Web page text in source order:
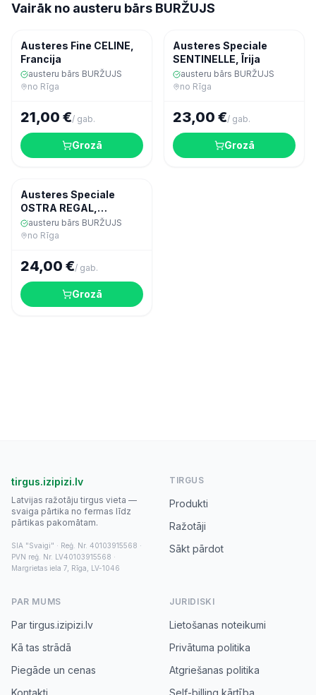
Vairāk no austeru bārs BURŽUJS
Jūras veltes
Austeres Fine CELINE,
Francija
austeru bārs BURŽUJS
no Rīga
21,00 €/ gab.
Grozā
Jūras veltes
Austeres Speciale
SENTINELLE, Īrija
austeru bārs BURŽUJS
no Rīga
23,00 €/ gab.
Grozā
Jūras veltes
Austeres Speciale
OSTRA REGAL,
Francija/Īrija
austeru bārs BURŽUJS
no Rīga
24,00 €/ gab.
Grozā
tirgus.izipizi.lv
Latvijas ražotāju tirgus vieta —
svaiga pārtika no fermas līdz
pārtikas pakomātam.
SIA "Svaigi" · Reģ. Nr. 40103915568 ·
PVN reģ. Nr. LV40103915568 ·
Margrietas iela 7, Rīga, LV-1046
TIRGUS
Produkti
Ražotāji
Sākt pārdot
PAR MUMS
Par tirgus.izipizi.lv
Kā tas strādā
Piegāde un cenas
Kontakti
JURIDISKI
Lietošanas noteikumi
Privātuma politika
Atgriešanas politika
Self-billing kārtība